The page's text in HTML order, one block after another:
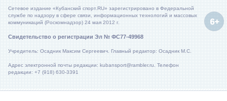
Сетевое издание «Кубанский спорт.RU» зарегистрировано в Федеральной
службе по надзору в сфере связи, информационных технологий и массовых
коммуникаций (Роскомнадзор) 24 мая 2012 г.
Свидетельство о регистрации Эл № ФС77-49968
Учредитель: Осадник Максим Сергеевич. Главный редактор: Осадник М.С.
Адрес электронной почты редакции: kubansport@rambler.ru. Телефон
редакции: +7 (918) 630-3391